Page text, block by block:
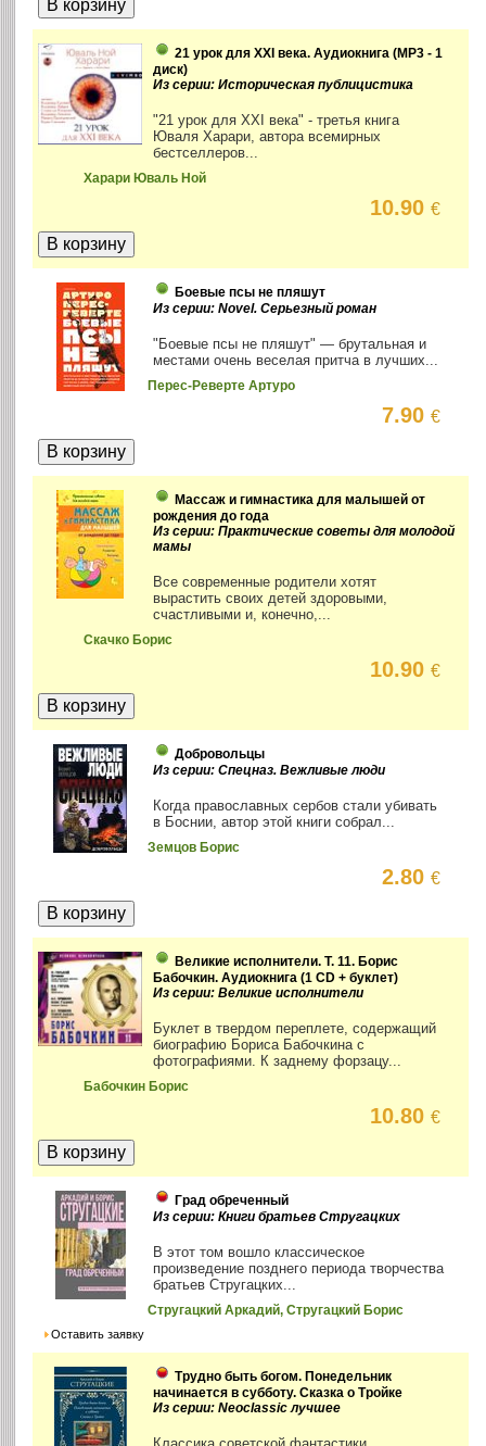
21 урок для XXI века. Аудиокнига (MP3 - 1
диск)
Из серии: Историческая публицистика
"21 урок для XXI века" - третья книга
Юваля Харари, автора всемирных
бестселлеров...
Харари Юваль Ной
10.90€
Боевые псы не пляшут
Из серии: Novel. Серьезный роман
"Боевые псы не пляшут" — брутальная и
местами очень веселая притча в лучших...
Перес-Реверте Артуро
7.90€
Массаж и гимнастика для малышей от
рождения до года
Из серии: Практические советы для молодой
мамы
Все современные родители хотят
вырастить своих детей здоровыми,
счастливыми и, конечно,...
Скачко Борис
10.90€
Добровольцы
Из серии: Спецназ. Вежливые люди
Когда православных сербов стали убивать
в Боснии, автор этой книги собрал...
Земцов Борис
2.80€
Великие исполнители. Т. 11. Борис
Бабочкин. Аудиокнига (1 CD + буклет)
Из серии: Великие исполнители
Буклет в твердом переплете, содержащий
биографию Бориса Бабочкина с
фотографиями. К заднему форзацу...
Бабочкин Борис
10.80€
Град обреченный
Из серии: Книги братьев Стругацких
В этот том вошло классическое
произведение позднего периода творчества
братьев Стругацких...
Стругацкий Аркадий, Стругацкий Борис
Оставить заявку
Трудно быть богом. Понедельник
начинается в субботу. Сказка о Тройке
Из серии: Neoclassic лучшее